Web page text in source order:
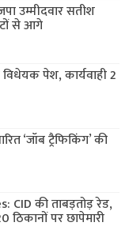
उम्मीदवार सतीश
से आगे
पेश, कार्यवाही 2
‘जॉब ट्रैफिकिंग’ की
CID की ताबड़तोड़ रेड,
पर छापेमारी